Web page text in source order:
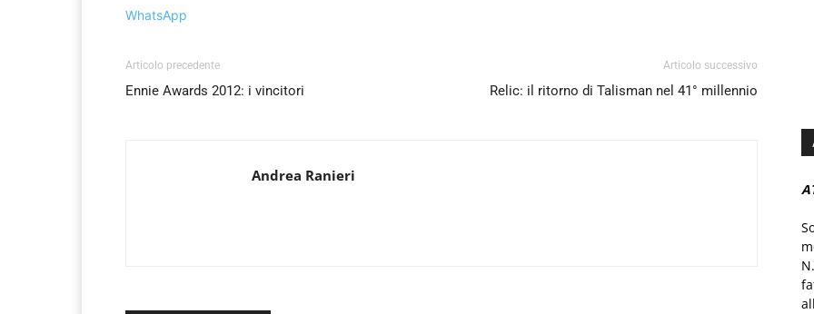
WhatsApp
Articolo precedente
Ennie Awards 2012: i vincitori
Articolo successivo
Relic: il ritorno di Talisman nel 41° millennio
Andrea Ranieri